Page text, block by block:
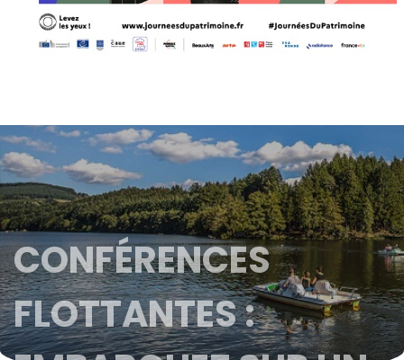
CONFÉRENCES
FLOTTANTES :